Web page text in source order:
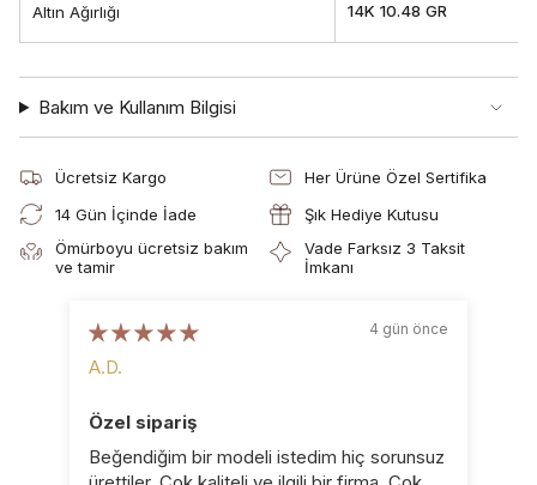
Altın Ağırlığı 14K 10.48 GR
Bakım ve Kullanım Bilgisi
Ücretsiz Kargo
Her Ürüne Özel Sertifika
14 Gün İçinde İade
Şık Hediye Kutusu
Ömürboyu ücretsiz bakım
ve tamir
Vade Farksız 3 Taksit
İmkanı
4 gün önce
A.D.
Özel sipariş
Beğendiğim bir modeli istedim hiç sorunsuz